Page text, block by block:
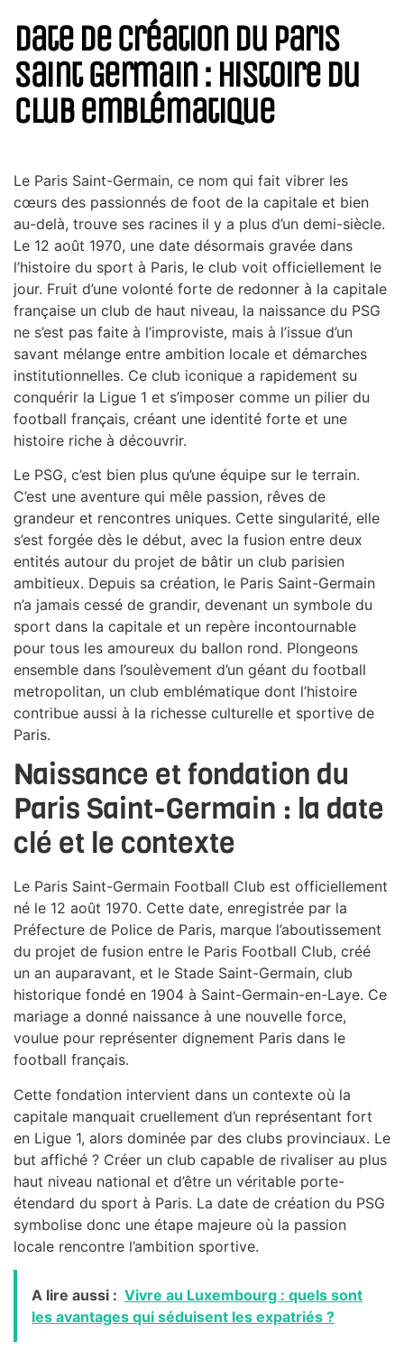
Date de création du Paris
Saint Germain : histoire du
club emblématique
Le Paris Saint-Germain, ce nom qui fait vibrer les
cœurs des passionnés de foot de la capitale et bien
au-delà, trouve ses racines il y a plus d’un demi-siècle.
Le 12 août 1970, une date désormais gravée dans
l’histoire du sport à Paris, le club voit officiellement le
jour. Fruit d’une volonté forte de redonner à la capitale
française un club de haut niveau, la naissance du PSG
ne s’est pas faite à l’improviste, mais à l’issue d’un
savant mélange entre ambition locale et démarches
institutionnelles. Ce club iconique a rapidement su
conquérir la Ligue 1 et s’imposer comme un pilier du
football français, créant une identité forte et une
histoire riche à découvrir.
Le PSG, c’est bien plus qu’une équipe sur le terrain.
C’est une aventure qui mêle passion, rêves de
grandeur et rencontres uniques. Cette singularité, elle
s’est forgée dès le début, avec la fusion entre deux
entités autour du projet de bâtir un club parisien
ambitieux. Depuis sa création, le Paris Saint-Germain
n’a jamais cessé de grandir, devenant un symbole du
sport dans la capitale et un repère incontournable
pour tous les amoureux du ballon rond. Plongeons
ensemble dans l’soulèvement d’un géant du football
metropolitan, un club emblématique dont l’histoire
contribue aussi à la richesse culturelle et sportive de
Paris.
Naissance et fondation du
Paris Saint-Germain : la date
clé et le contexte
Le Paris Saint-Germain Football Club est officiellement
né le 12 août 1970. Cette date, enregistrée par la
Préfecture de Police de Paris, marque l’aboutissement
du projet de fusion entre le Paris Football Club, créé
un an auparavant, et le Stade Saint-Germain, club
historique fondé en 1904 à Saint-Germain-en-Laye. Ce
mariage a donné naissance à une nouvelle force,
voulue pour représenter dignement Paris dans le
football français.
Cette fondation intervient dans un contexte où la
capitale manquait cruellement d’un représentant fort
en Ligue 1, alors dominée par des clubs provinciaux. Le
but affiché ? Créer un club capable de rivaliser au plus
haut niveau national et d’être un véritable porte-
étendard du sport à Paris. La date de création du PSG
symbolise donc une étape majeure où la passion
locale rencontre l’ambition sportive.
A lire aussi : Vivre au Luxembourg : quels sont
les avantages qui séduisent les expatriés ?